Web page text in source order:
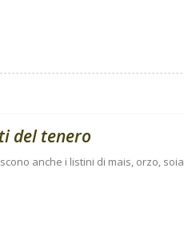
del tenero
anche i listini di mais, orzo, soia